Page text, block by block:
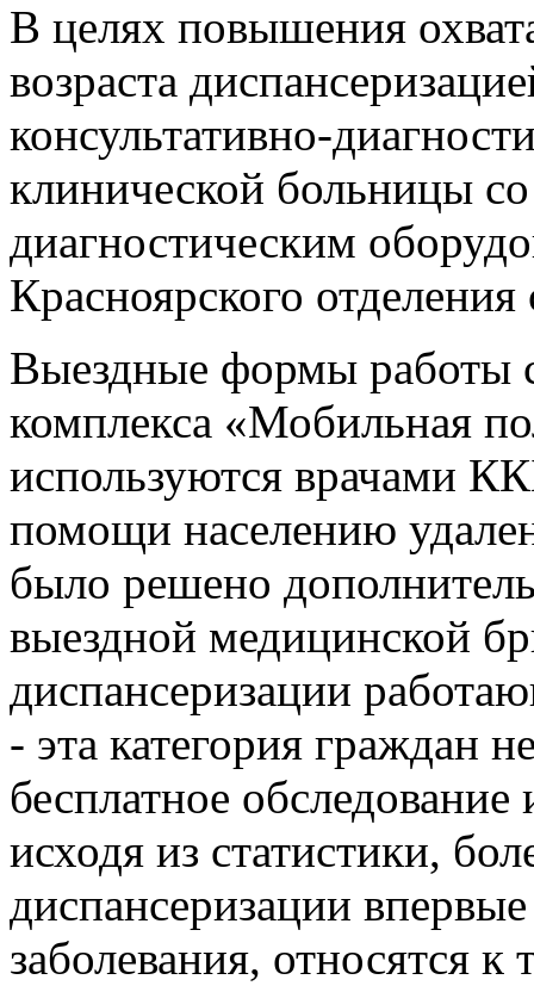
В целях повышения
возраста
консультативно-
клинической больницы
диагностическим
Красноярского
Выездные формы работы
комплекса «Мобильная
используются врачами
помощи населению
было решено
выездной медицинской
диспансеризации
- эта категория граждан
бесплатное
исходя из статистики,
диспансеризации
заболевания, относятся